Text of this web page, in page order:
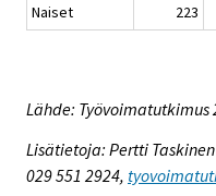
Naiset
223
Lähde: Työvoimatutkimus
Lisätietoja: Pertti
029 551 2924,